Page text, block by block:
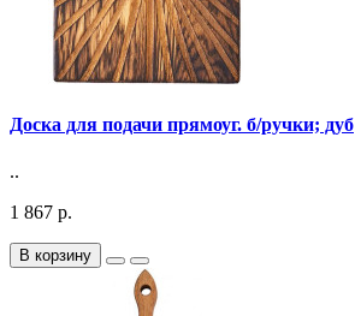
Доска для подачи прямоуг. б/ручки; дуб
..
1 867 р.
В корзину